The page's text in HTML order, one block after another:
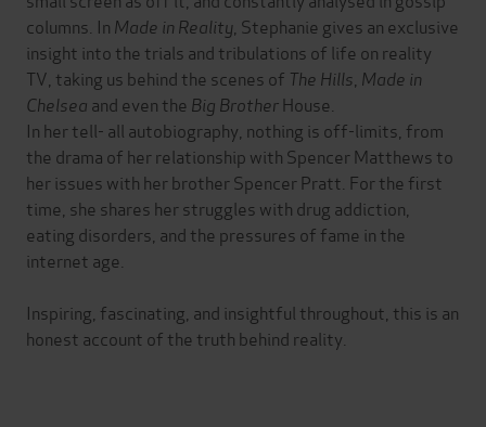
columns. In Made in Reality , Stephanie gives an exclusive
insight into the trials and tribulations of life on reality
TV, taking us behind the scenes of The Hills Made in
Chelsea and even the Big BrotherHouse.
In her tell- all autobiography, nothing is off-limits, from
the drama of her relationship with Spencer Matthews to
her issues with her brother Spencer Pratt. For the first
time, she shares her struggles with drug addiction,
eating disorders, and the pressures of fame in the
internet age.
Inspiring, fascinating, and insightful throughout, this is an
honest account of the truth behind reality.